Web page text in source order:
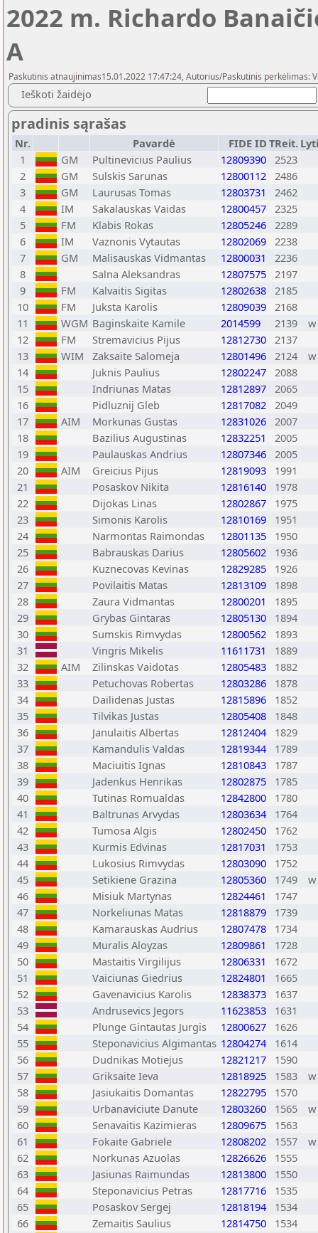
2022 m. Richardo
A
Paskutinis atnaujinimas15.01.2022 17:47:24, Autorius/Paskutinis perkėlimas:
Ieškoti žaidėjo
pradinis sąrašas
Nr. Pavardė FIDE ID TReit.
1
GM Pultinevicius Paulius 12809390 2523
2
GM Sulskis Sarunas 12800112 2486
3
GM Laurusas Tomas 12803731
2462
4
IM Sakalauskas Vaidas 12800457 2325
5
FM Klabis Rokas 12805246 2289
6
IM Vaznonis Vytautas 12802069 2238
7
GM Malisauskas Vidmantas 12800031
2236
8
Salna Aleksandras 12807575 2197
9
FM Kalvaitis Sigitas 12802638 2185
10
FM Juksta Karolis 12809039 2168
11
WGM Baginskaite Kamile 2014599 2139
w
12
FM Stremavicius Pijus 12812730 2137
13
WIM Zaksaite Salomeja 12801496 2124
w
14
Juknis Paulius 12802247 2088
15
Indriunas Matas 12812897 2065
16
Pidluznij Gleb 12817082 2049
17
AIM Morkunas Gustas 12831026 2007
18
Bazilius Augustinas 12832251
2005
19
Paulauskas Andrius 12807346 2005
20
AIM Greicius Pijus 12819093
1991
21
Posaskov Nikita 12816140
1978
22
Dijokas Linas 12802867
1975
23
Simonis Karolis 12810169
1951
24
Narmontas Raimondas 12801135
1950
25
Babrauskas Darius 12805602
1936
26
Kuznecovas Kevinas 12829285
1926
27
Povilaitis Matas 12813109
1898
28
Zaura Vidmantas 12800201
1895
29
Grybas Gintaras 12805130
1894
30
Sumskis Rimvydas 12800562
1893
31
Vingris Mikelis 11611731
1889
32
AIM Zilinskas Vaidotas 12805483
1882
33
Petuchovas Robertas 12803286
1878
34
Dailidenas Justas 12815896
1852
35
Tilvikas Justas 12805408
1848
36
Janulaitis Albertas 12812404
1829
37
Kamandulis Valdas 12819344
1789
38
Maciuitis Ignas 12810843
1787
39
Jadenkus Henrikas 12802875
1785
40
Tutinas Romualdas 12842800
1780
41
Baltrunas Arvydas 12803634
1764
42
Tumosa Algis 12802450
1762
43
Kurmis Edvinas 12817031
1753
44
Lukosius Rimvydas 12803090
1752
45
Setikiene Grazina 12805360 1749
w
46
Misiuk Martynas 12824461
1747
47
Norkeliunas Matas 12818879
1739
48
Kamarauskas Audrius 12807478
1734
49
Muralis Aloyzas 12809861
1728
50
Mastaitis Virgilijus 12806331
1672
51
Vaiciunas Giedrius 12824801
1665
52
Gavenavicius Karolis 12838373
1637
53
Andrusevics Jegors 11623853
1631
54
Plunge Gintautas Jurgis 12800627
1626
55
Steponavicius Algimantas 12804274
1614
56
Dudnikas Motiejus 12821217
1590
57
Griksaite Ieva 12818925 1583
w
58
Jasiukaitis Domantas 12822795
1570
59
Urbanaviciute Danute 12803260 1565
w
60
Senavaitis Kazimieras 12809675
1563
61
Fokaite Gabriele 12808202 1557
w
62
Norkunas Azuolas 12826626
1555
63
Jasiunas Raimundas 12813800
1550
64
Steponavicius Petras 12817716
1535
65
Posaskov Sergej 12818194
1534
66
Zemaitis Saulius 12814750
1534